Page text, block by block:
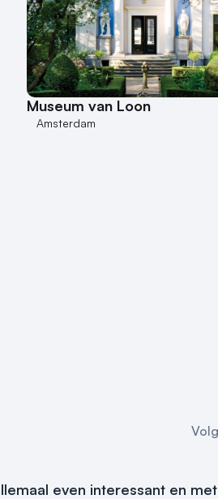
Museum van Loon
Amsterdam
even interessant en